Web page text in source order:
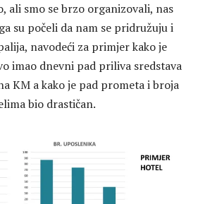
ali smo se brzo organizovali, nas
su počeli da nam se pridružuju i
navodeći za primjer kako je
imao dnevni pad priliva sredstava
KM a kako je pad prometa i broja
bio drastičan.